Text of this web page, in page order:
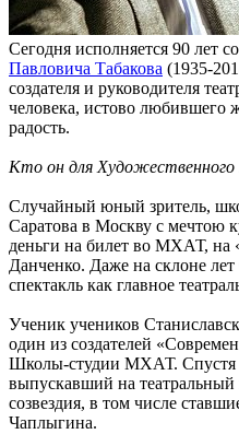
Сегодня исполняется 90 лет
Павловича Табакова (1935-
создателя и руководителя
человека, истово любившего
радость.
Кто он для
Случайный юный зритель,
Саратова в Москву с мечтою
деньги на билет во МХАТ, на
Данченко. Даже на склоне
спектакль как главное
Ученик учеников
один из создателей
Школы-студии МХАТ. Спустя
выпускавший на театральный
созвездия, в том числе
Чаплыгина.